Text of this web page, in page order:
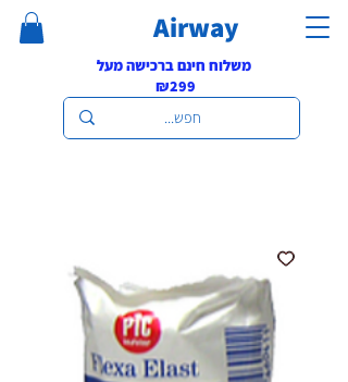
Airway
משלוח חינם ברכישה מעל
₪299